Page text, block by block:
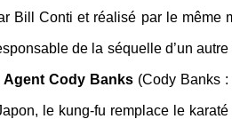
Bill Conti et réalisé par le même
de la séquelle d’un autre
Agent Cody Banks(Cody Banks :
le kung-fu remplace le